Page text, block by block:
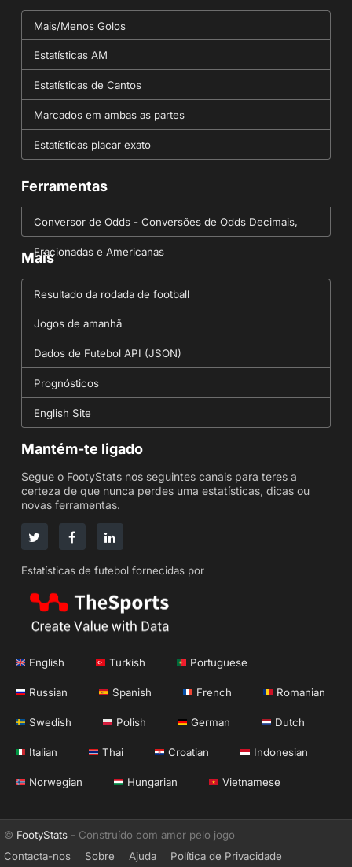
Mais/Menos Golos
Estatísticas AM
Estatísticas de Cantos
Marcados em ambas as partes
Estatísticas placar exato
Ferramentas
Conversor de Odds - Conversões de Odds Decimais,
Fracionadas e Americanas
Mais
Resultado da rodada de football
Jogos de amanhã
Dados de Futebol API (JSON)
Prognósticos
English Site
Mantém-te ligado
Segue o FootyStats nos seguintes canais para teres a
certeza de que nunca perdes uma estatísticas, dicas ou
novas ferramentas.
Estatísticas de futebol fornecidas por
English Turkish Portuguese
Russian Spanish French Romanian
Swedish Polish German Dutch
Italian Thai Croatian Indonesian
Norwegian Hungarian Vietnamese
© FootyStats - Construído com amor pelo jogo
Contacta-nos
Sobre Ajuda Política de Privacidade